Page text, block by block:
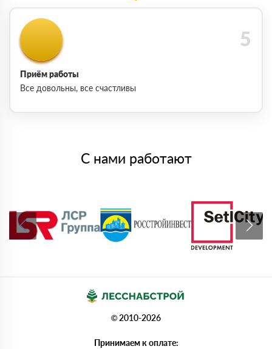
Приём работы
Все довольны, все счастливы
С нами работают
© 2010-2026
Принимаем к оплате: